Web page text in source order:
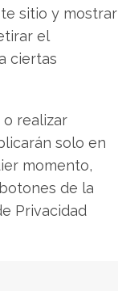
sitio y mostrar
el
ciertas
realizar
solo en
momento,
de la
Privacidad
para